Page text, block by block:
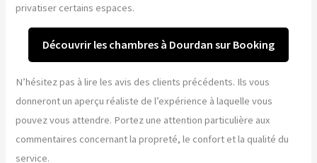
privatiser certains espaces.
Découvrir les chambres à Dourdan sur Booking
N’hésitez pas à lire les avis des clients précédents. Ils vous
donneront un aperçu réaliste de l’expérience à laquelle vous
pouvez vous attendre. Portez une attention particulière aux
commentaires concernant la propreté, le confort et la qualité du
service.